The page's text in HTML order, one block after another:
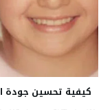
كيفية تحسين جودة